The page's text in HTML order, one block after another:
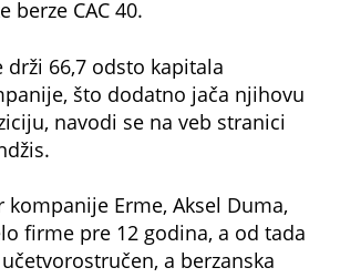
što dodatno jača njihovu
navodi se na veb stranici
firme pre 12 godina, a od tada
a berzanska
devet puta.